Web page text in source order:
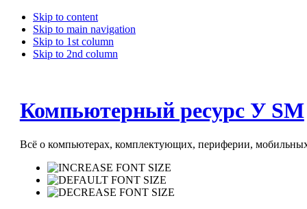
Skip to content
Skip to main navigation
Skip to 1st column
Skip to 2nd column
Компьютерный ресурс У SM
Всё о компьютерах, комплектующих, периферии, мобильных